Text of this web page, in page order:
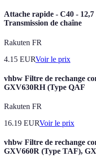
Attache rapide - C40 -
Transmission de chaîne
Rakuten FR
4.15 EURVoir le prix
vhbw Filtre de rechange
GXV630RH (Type QAF
Rakuten FR
16.19 EURVoir le prix
vhbw Filtre de rechange
GXV660R (Type TAF),